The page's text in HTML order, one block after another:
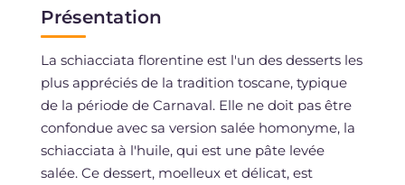
Présentation
La schiacciata florentine est l'un des desserts les
plus appréciés de la tradition toscane, typique
de la période de Carnaval. Elle ne doit pas être
confondue avec sa version salée homonyme, la
schiacciata à l'huile, qui est une pâte levée
salée. Ce dessert, moelleux et délicat, est